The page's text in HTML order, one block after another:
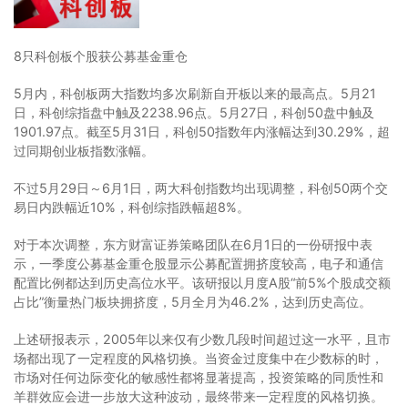
8只科创板个股获公募基金重仓
5月内，科创板两大指数均多次刷新自开板以来的最高点。5月21
日，科创综指盘中触及2238.96点。5月27日，科创50盘中触及
1901.97点。截至5月31日，科创50指数年内涨幅达到30.29%，超
过同期创业板指数涨幅。
不过5月29日～6月1日，两大科创指数均出现调整，科创50两个交
易日内跌幅近10%，科创综指跌幅超8%。
对于本次调整，东方财富证券策略团队在6月1日的一份研报中表
示，一季度公募基金重仓股显示公募配置拥挤度较高，电子和通信
配置比例都达到历史高位水平。该研报以月度A股“前5%个股成交额
占比”衡量热门板块拥挤度，5月全月为46.2%，达到历史高位。
上述研报表示，2005年以来仅有少数几段时间超过这一水平，且市
场都出现了一定程度的风格切换。当资金过度集中在少数标的时，
市场对任何边际变化的敏感性都将显著提高，投资策略的同质性和
羊群效应会进一步放大这种波动，最终带来一定程度的风格切换。